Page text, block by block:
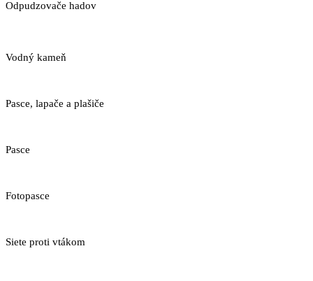
Odpudzovače hadov
Vodný kameň
Pasce, lapače a plašiče
Pasce
Fotopasce
Siete proti vtákom